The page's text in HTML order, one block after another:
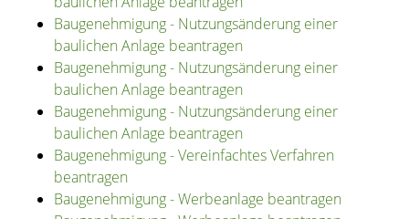
Baugenehmigung - Nutzungsänderung einer
baulichen Anlage beantragen
Baugenehmigung - Nutzungsänderung einer
baulichen Anlage beantragen
Baugenehmigung - Nutzungsänderung einer
baulichen Anlage beantragen
Baugenehmigung - Vereinfachtes Verfahren
beantragen
Baugenehmigung - Werbeanlage beantragen